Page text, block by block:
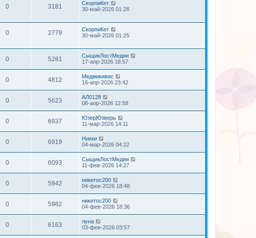
0 3181
СкорпиКет
30-май-2026 01:28
0 2779
СкорпиКет
30-май-2026 01:25
0 5281
СыщикЛостМедии
17-апр-2026 18:57
0 4812
Меджикивис
16-апр-2026 23:42
0 5623
АЛ0128
08-апр-2026 12:58
0 6937
ЮзерЮзверь
11-мар-2026 14:11
0 6919
Никки
04-мар-2026 04:22
0 6093
СыщикЛостМедии
11-фев-2026 14:27
0 5942
никитос200
04-фев-2026 18:48
0 5982
никитос200
04-фев-2026 18:36
0 6163
луна
03-фев-2026 03:57